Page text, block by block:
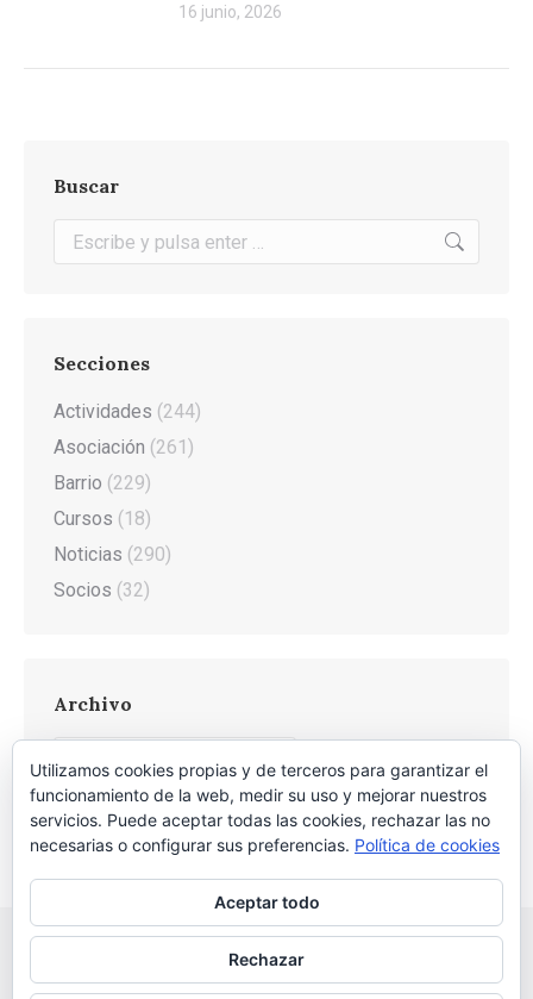
16 junio, 2026
Buscar
Buscar:
Secciones
Actividades (244)
Asociación (261)
Barrio (229)
Cursos (18)
Noticias (290)
Socios (32)
Archivo
Utilizamos cookies propias y de terceros para garantizar el
funcionamiento de la web, medir su uso y mejorar nuestros
servicios. Puede aceptar todas las cookies, rechazar las no
necesarias o configurar sus preferencias. Política de cookies
Aceptar todo
Rechazar